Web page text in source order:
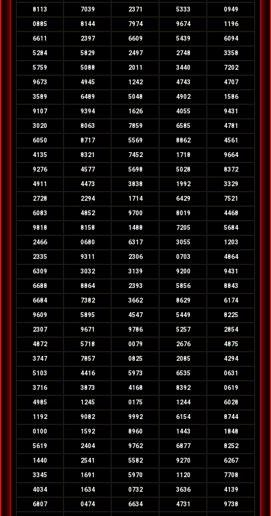
8113 7039 2371 5333 0949
0885 8144 7974 9674 1196
6611 2397 6609 5439 6094
5284 5829 2497 2748 3358
5759 5088 2011 3440 7202
9673 4945 1242 4743 4707
3589 6489 5048 4902 1586
9107 9394 1626 4055 9431
3020 8063 7859 6585 4781
6050 8717 5569 8862 4561
4135 8321 7452 1718 9664
9276 4577 5698 5028 8372
4911 4473 3838 1992 3329
2728 2294 1714 6429 7521
6083 4852 9700 8019 4468
9818 8158 1488 7205 5684
2466 0680 6317 3055 1203
2335 9311 2306 0703 4864
6309 3032 3139 9200 9431
6688 8864 2393 5856 8843
6684 7382 3662 8629 6174
9609 5895 4547 5449 8225
2307 9671 9786 5257 2854
4872 5718 0079 2676 4875
3747 7857 0825 2085 4294
5103 4416 5973 6535 0631
3716 3873 4168 8392 0619
4985 1245 0175 1244 6028
1192 9082 9992 6154 8744
0100 1592 8960 1443 1848
5619 2404 9762 6877 8252
1440 2541 5582 9270 6267
3345 1691 5970 1120 7708
4034 1634 0732 3636 4139
6807 0474 6634 4731 9738